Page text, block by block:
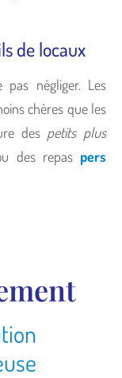
de locaux
pas négliger. Les
chères que les
des petits plus
des repas pers